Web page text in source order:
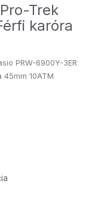
Trek
karóra
PRW-6900Y-3ER
10ATM